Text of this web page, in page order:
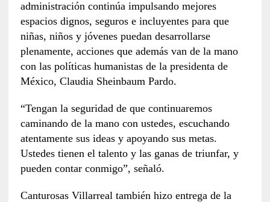
administración continúa impulsando mejores
espacios dignos, seguros e incluyentes para que
niñas, niños y jóvenes puedan desarrollarse
plenamente, acciones que además van de la mano
con las políticas humanistas de la presidenta de
México, Claudia Sheinbaum Pardo.
“Tengan la seguridad de que continuaremos
caminando de la mano con ustedes, escuchando
atentamente sus ideas y apoyando sus metas.
Ustedes tienen el talento y las ganas de triunfar, y
pueden contar conmigo”, señaló.
Canturosas Villarreal también hizo entrega de la